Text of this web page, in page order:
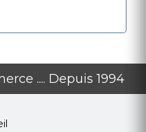
.... Depuis 1994